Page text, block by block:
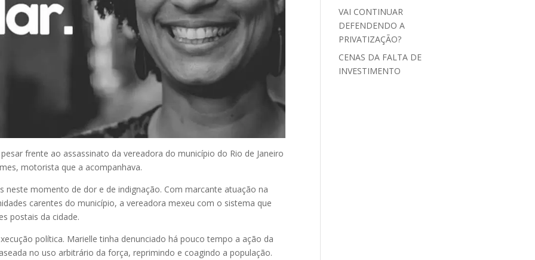
frente ao assassinato da vereadora do município do Rio de Janeiro
motorista que a acompanhava.
neste momento de dor e de indignação. Com marcante atuação na
carentes do município, a vereadora mexeu com o sistema que
postais da cidade.
política. Marielle tinha denunciado há pouco tempo a ação da
no uso arbitrário da força, reprimindo e coagindo a população.
VAI CONTINUAR
DEFENDENDO A
PRIVATIZAÇÃO?
CENAS DA FALTA DE
INVESTIMENTO